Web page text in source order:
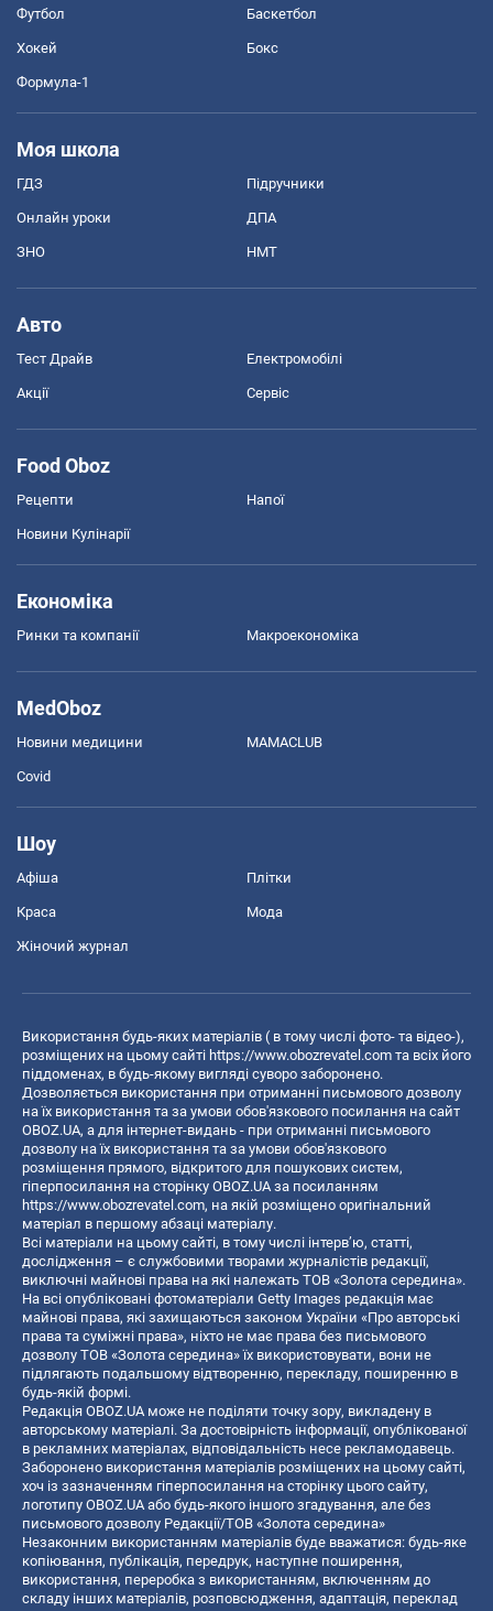
Футбол Баскетбол
Хокей Бокс
Формула-1
Моя школа
ГДЗ Підручники
Онлайн уроки ДПА
ЗНО НМТ
Авто
Тест Драйв Електромобілі
Акції Сервіс
Food Oboz
Рецепти Напої
Новини Кулінарії
Економіка
Ринки та компанії Макроекономіка
MedOboz
Новини медицини MAMACLUB
Covid
Шоу
Афіша Плітки
Краса Мода
Жіночий журнал
Використання будь-яких матеріалів ( в тому числі фото- та відео-),
розміщених на цьому сайті https://www.obozrevatel.com та всіх його
піддоменах, в будь-якому вигляді суворо заборонено.
Дозволяється використання при отриманні письмового дозволу
на їх використання та за умови обов'язкового посилання на сайт
OBOZ.UA, а для інтернет-видань - при отриманні письмового
дозволу на їх використання та за умови обов'язкового
розміщення прямого, відкритого для пошукових систем,
гіперпосилання на сторінку OBOZ.UA за посиланням
https://www.obozrevatel.com, на якій розміщено оригінальний
матеріал в першому абзаці матеріалу.
Всі матеріали на цьому сайті, в тому числі інтерв’ю, статті,
дослідження – є службовими творами журналістів редакції,
виключні майнові права на які належать ТОВ «Золота середина».
На всі опубліковані фотоматеріали Getty Images редакція має
майнові права, які захищаються законом України «Про авторські
права та суміжні права», ніхто не має права без письмового
дозволу ТОВ «Золота середина» їх використовувати, вони не
підлягають подальшому відтворенню, перекладу, поширенню в
будь-якій формі.
Редакція OBOZ.UA може не поділяти точку зору, викладену в
авторському матеріалі. За достовірність інформації, опублікованої
в рекламних матеріалах, відповідальність несе рекламодавець.
Заборонено використання матеріалів розміщених на цьому сайті,
хоч із зазначенням гіперпосилання на сторінку цього сайту,
логотипу OBOZ.UA або будь-якого іншого згадування, але без
письмового дозволу Редакції/ТОВ «Золота середина»
Незаконним використанням матеріалів буде вважатися: будь-яке
копiювання, публiкацiя, передрук, наступне поширення,
використання, переробка з використанням, включенням до
складу інших матеріалів, розповсюдження, адаптація, переклад